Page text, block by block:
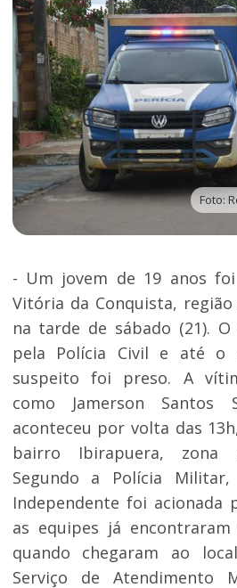
- Um jovem de 19 anos
Vitória da Conquista,
na tarde de sábado (21).
pela Polícia Civil e até o
suspeito foi preso. A
como Jamerson Santos
aconteceu por volta das
bairro Ibirapuera, zona
Segundo a Polícia
Independente foi acionada
as equipes já
quando chegaram ao
Serviço de Atendimento